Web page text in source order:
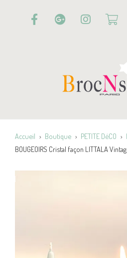
Accueil Boutique PETITE DéCO
BOUGEOIRS Cristal façon LITTALA